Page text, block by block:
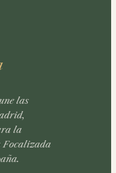
las
la
Focalizada